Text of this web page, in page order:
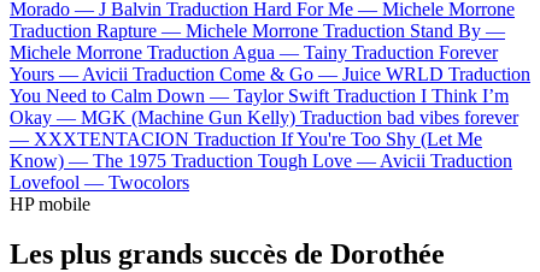
Morado — J Balvin Traduction Hard For Me — Michele Morrone
Traduction Rapture — Michele Morrone Traduction Stand By —
Michele Morrone Traduction Agua — Tainy Traduction Forever
Yours — Avicii Traduction Come & Go — Juice WRLD Traduction
You Need to Calm Down — Taylor Swift Traduction I Think I’m
Okay — MGK (Machine Gun Kelly) Traduction bad vibes forever
— XXXTENTACION Traduction If You're Too Shy (Let Me
Know) — The 1975 Traduction Tough Love — Avicii Traduction
Lovefool — Twocolors
HP mobile
Les plus grands succès de Dorothée